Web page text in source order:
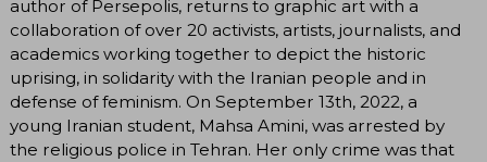
author of Persepolis, returns to graphic art with a
collaboration of over 20 activists, artists, journalists, and
academics working together to depict the historic
uprising, in solidarity with the Iranian people and in
defense of feminism. On September 13th, 2022, a
young Iranian student, Mahsa Amini, was arrested by
the religious police in Tehran. Her only crime was that